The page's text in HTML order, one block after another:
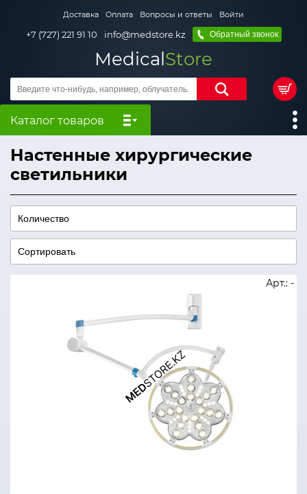
Доставка Оплата Вопросы и ответы Войти
+7 (727) 221 91 10 info@medstore.kz Обратный звонок
MedicalStore
Каталог товаров
Настенные хирургические
светильники
Арт.: -